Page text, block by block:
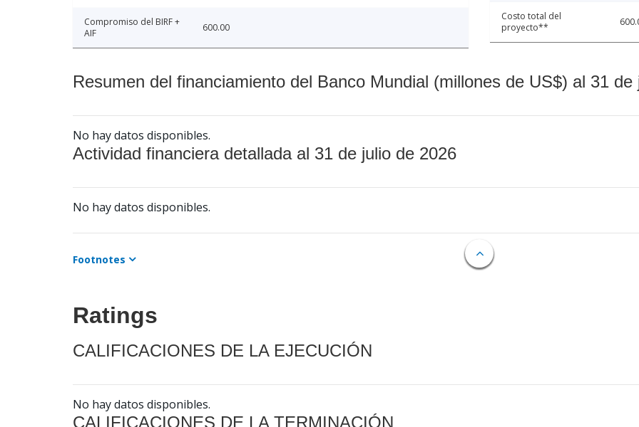
Compromiso del BIRF +
AIF
600.00
Costo total del
proyecto**
Resumen del financiamiento del Banco Mundial (millones de US$) al 31 de
No hay datos disponibles.
Actividad financiera detallada al 31 de julio de 2026
No hay datos disponibles.
Footnotes
Ratings
CALIFICACIONES DE LA EJECUCIÓN
No hay datos disponibles.
CALIFICACIONES DE LA TERMINACIÓN